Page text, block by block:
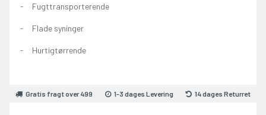
Fugttransporterende
Flade syninger
Hurtigtørrende
Gratis fragt over 499 1-3 dages Levering 14 dages Returret